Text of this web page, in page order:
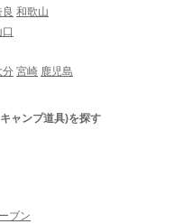
和歌山
口
分 宮崎 鹿児島
ャンプ道具)を探す
ブン